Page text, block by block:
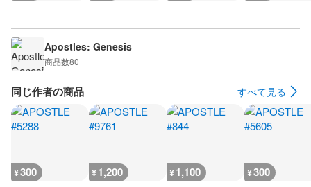
Apostles: Genesis
商品数80
同じ作者の商品 すべて見る
¥300 ¥1,200 ¥1,100 ¥300